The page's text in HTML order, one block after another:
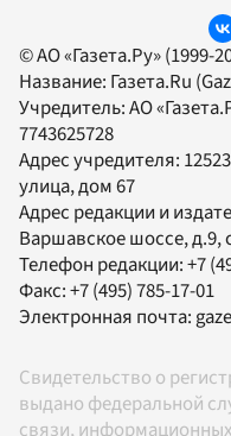
© АО «Газета.Ру» (1999-
Название: Газета.Ru
Учредитель:АО
7743625728
Адрес учредителя:
улица, дом 67
Адрес редакции и
Варшавское шоссе, д.9,
Телефон редакции:+7
Факс:+7 (495) 785-17-01
Электронная почта:
Свидетельство о
выдано федеральной
связи,